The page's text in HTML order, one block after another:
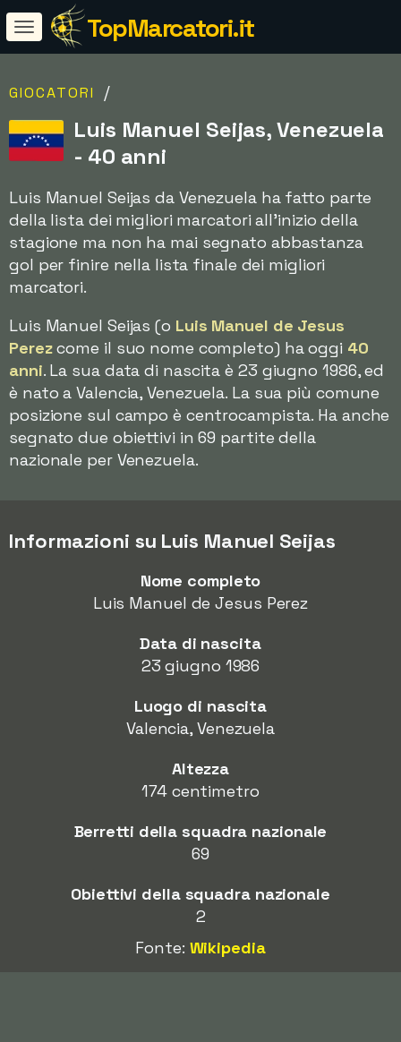
TopMarcatori.it
GIOCATORI /
Luis Manuel Seijas, Venezuela
- 40 anni
Luis Manuel Seijas da Venezuela ha fatto parte
della lista dei migliori marcatori all'inizio della
stagione ma non ha mai segnato abbastanza
gol per finire nella lista finale dei migliori
marcatori.
Luis Manuel Seijas (o Luis Manuel de Jesus
Perezcome il suo nome completo) ha oggi 40
anni. La sua data di nascita è 23 giugno 1986, ed
è nato a Valencia, Venezuela. La sua più comune
posizione sul campo è centrocampista. Ha anche
segnato due obiettivi in 69 partite della
nazionale per Venezuela.
Informazioni su Luis Manuel Seijas
Nome completo
Luis Manuel de Jesus Perez
Data di nascita
23 giugno 1986
Luogo di nascita
Valencia, Venezuela
Altezza
174 centimetro
Berretti della squadra nazionale
69
Obiettivi della squadra nazionale
2
Fonte: Wikipedia